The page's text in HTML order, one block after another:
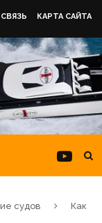
КАРТА САЙТА
судов
Как